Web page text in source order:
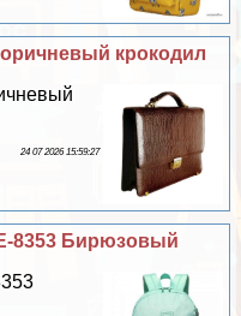
крокодил
24 07 2026 15:59:27
8353 Бирюзовый